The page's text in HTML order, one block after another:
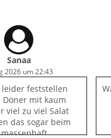
Sanaa
2026 um 22:43
leider feststellen
Döner mit kaum
viel zu viel Salat
das sogar beim